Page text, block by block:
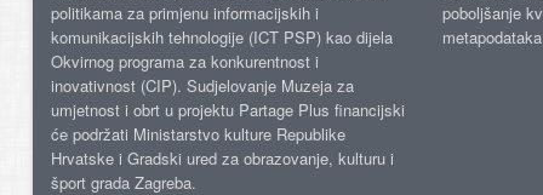
politikama za primjenu informacijskih i
komunikacijskih tehnologije (ICT PSP) kao dijela
Okvirnog programa za konkurentnost i
inovativnost (CIP). Sudjelovanje Muzeja za
umjetnost i obrt u projektu Partage Plus financijski
će podržati Ministarstvo kulture Republike
Hrvatske i Gradski ured za obrazovanje, kulturu i
šport grada Zagreba.
poboljšanje